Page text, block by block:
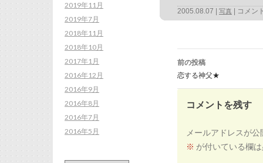
2005.08.07 写真 コメン
投
稿
ナ
ビ
ゲ
シ
前の投稿
恋する神父★
コメントを残す
メールアドレスが
※ が付いている欄
2019年11月
2019年7月
2018年11月
2018年10月
2017年1月
2016年12月
2016年9月
2016年8月
2016年7月
2016年5月